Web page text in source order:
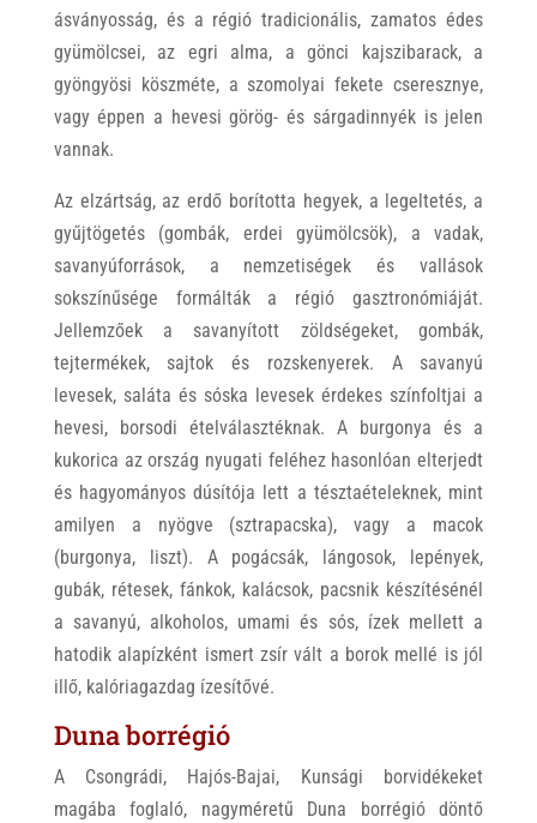
ásványosság, és a régió tradicionális, zamatos édes
gyümölcsei, az egri alma, a gönci kajszibarack, a
gyöngyösi köszméte, a szomolyai fekete cseresznye,
vagy éppen a hevesi görög- és sárgadinnyék is jelen
vannak.
Az elzártság, az erdő borította hegyek, a legeltetés, a
gyűjtögetés (gombák, erdei gyümölcsök), a vadak,
savanyúforrások, a nemzetiségek és vallások
sokszínűsége formálták a régió gasztronómiáját.
Jellemzőek a savanyított zöldségeket, gombák,
tejtermékek, sajtok és rozskenyerek. A savanyú
levesek, saláta és sóska levesek érdekes színfoltjai a
hevesi, borsodi ételválasztéknak. A burgonya és a
kukorica az ország nyugati feléhez hasonlóan elterjedt
és hagyományos dúsítója lett a tésztaételeknek, mint
amilyen a nyögve (sztrapacska), vagy a macok
(burgonya, liszt). A pogácsák, lángosok, lepények,
gubák, rétesek, fánkok, kalácsok, pacsnik készítésénél
a savanyú, alkoholos, umami és sós, ízek mellett a
hatodik alapízként ismert zsír vált a borok mellé is jól
illő, kalóriagazdag ízesítővé.
Duna borrégió
A Csongrádi, Hajós-Bajai, Kunsági borvidékeket
magába foglaló, nagyméretű Duna borrégió döntő